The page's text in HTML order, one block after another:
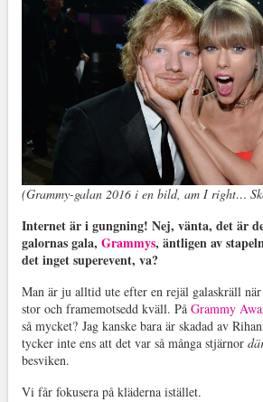
(Grammy-galan 2016 i en bild, am I right…
Internet är i gungning! Nej, vänta, det är
galornas gala, Grammys, äntligen av
det inget superevent, va?
Man är ju alltid ute efter en rejäl galaskräll
stor och framemotsedd kväll. På Grammy
så mycket? Jag kanske bara är skadad av
tycker inte ens att det var så många stjärnor
besviken.
Vi får fokusera på kläderna istället.